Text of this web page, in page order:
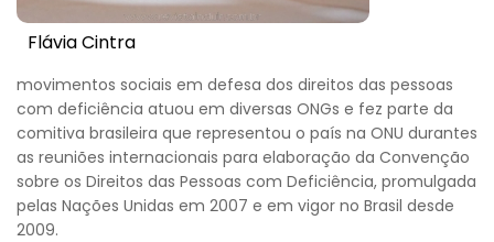
Flávia Cintra
movimentos sociais em defesa dos direitos das pessoas
com deficiência atuou em diversas ONGs e fez parte da
comitiva brasileira que representou o país na ONU durantes
as reuniões internacionais para elaboração da Convenção
sobre os Direitos das Pessoas com Deficiência, promulgada
pelas Nações Unidas em 2007 e em vigor no Brasil desde
2009.